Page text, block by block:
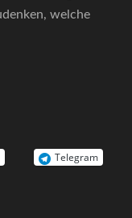
welche
Telegram